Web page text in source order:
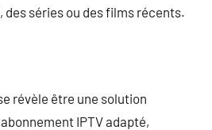
des séries ou des films récents.
révèle être une solution
IPTV adapté,